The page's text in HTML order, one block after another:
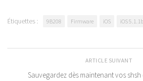
Étiquettes : 9B208 Firmware iOS iOS 5.1.1b
ARTICLE SUIVANT
Sauvegardez dès maintenant vos shsh